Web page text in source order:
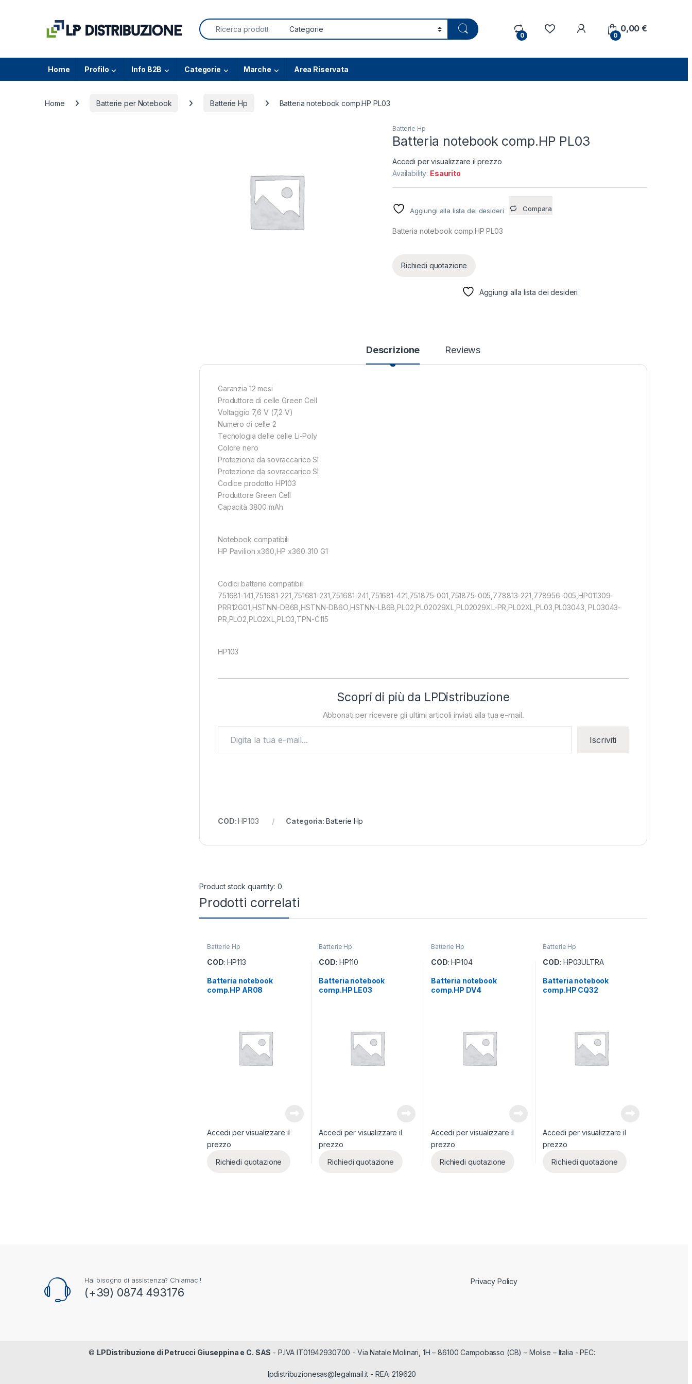
Search for:
0 0
0,00€
Home Profilo Info B2B Categorie Marche Area Riservata
Home Batterie per Notebook Batterie Hp Batteria notebook comp.HP PL03
Batterie Hp
Batteria notebook comp.HP PL03
Accedi per visualizzare il prezzo
Availability: Esaurito
Aggiungi alla lista dei desideri Compara
Batteria notebook comp.HP PL03
Richiedi quotazione
Aggiungi alla lista dei desideri
Descrizione Reviews
Garanzia 12 mesi
Produttore di celle Green Cell
Voltaggio 7,6 V (7,2 V)
Numero di celle 2
Tecnologia delle celle Li-Poly
Colore nero
Protezione da sovraccarico Sì
Protezione da sovraccarico Sì
Codice prodotto HP103
Produttore Green Cell
Capacità 3800 mAh
Notebook compatibili
HP Pavilion x360,HP x360 310 G1
Codici batterie compatibili
751681-141,751681-221,751681-231,751681-241,751681-421,751875-001,751875-005,778813-221,778956-005,HP011309-
PRR12G01,HSTNN-DB6B,HSTNN-DB6O,HSTNN-LB6B,PL02,PL02029XL,PL02029XL-PR,PL02XL,PL03,PL03043, PL03043-
PR,PLO2,PLO2XL,PLO3,TPN-C115
HP103
Scopri di più da LPDistribuzione
Abbonati per ricevere gli ultimi articoli inviati alla tua e-mail.
Iscriviti
COD:HP103 Categoria: Batterie Hp
Product stock quantity: 0
Prodotti correlati
Batterie Hp
COD: HP113
Batteria notebook
comp.HP AR08
Accedi per visualizzare il
prezzo
Richiedi quotazione
Batterie Hp
COD: HP110
Batteria notebook
comp.HP LE03
Accedi per visualizzare il
prezzo
Richiedi quotazione
Batterie Hp
COD: HP104
Batteria notebook
comp.HP DV4
Accedi per visualizzare il
prezzo
Richiedi quotazione
Batterie Hp
COD: HP03ULTRA
Batteria notebook
comp.HP CQ32
Accedi per visualizzare il
prezzo
Richiedi quotazione
Hai bisogno di assistenza? Chiamaci!
(+39) 0874 493176
Privacy Policy
© LPDistribuzione di Petrucci Giuseppina e C. SAS - P.IVA IT01942930700 - Via Natale Molinari, 1H – 86100 Campobasso (CB) – Molise – Italia - PEC:
lpdistribuzionesas@legalmail.it - REA: 219620